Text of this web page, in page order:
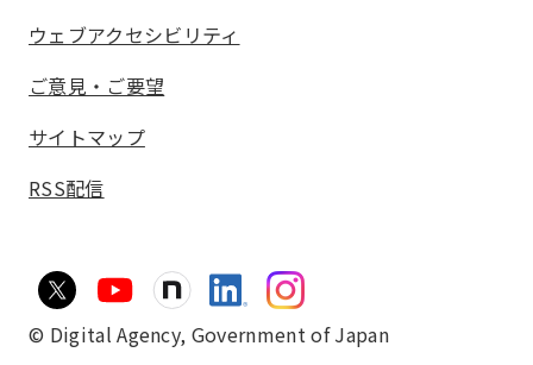
ウェブアクセシビリティ
ご意見・ご要望
サイトマップ
RSS配信
© Digital Agency, Government of Japan